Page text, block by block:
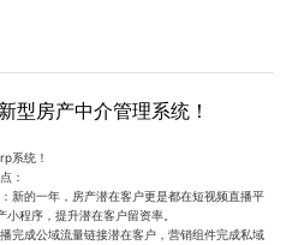
型房产中介管理系统！
系统！
：
的一年，房产潜在客户更是都在短视频直播平
程序，提升潜在客户留资率。
成公域流量链接潜在客户，营销组件完成私域